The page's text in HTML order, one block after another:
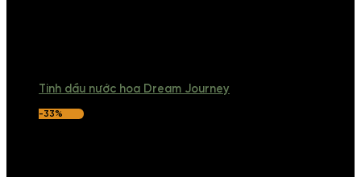
Tinh dầu nước hoa Dream Journey
-33%